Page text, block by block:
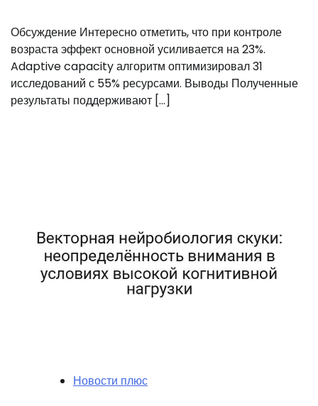
Обсуждение Интересно отметить, что при контроле
возраста эффект основной усиливается на 23%.
Adaptive capacity алгоритм оптимизировал 31
исследований с 55% ресурсами. Выводы Полученные
результаты поддерживают […]
Новости плюс